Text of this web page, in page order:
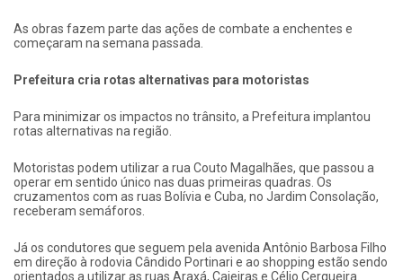
As obras fazem parte das ações de combate a enchentes e
começaram na semana passada.
Prefeitura cria rotas alternativas para motoristas
Para minimizar os impactos no trânsito, a Prefeitura implantou
rotas alternativas na região.
Motoristas podem utilizar a rua Couto Magalhães, que passou a
operar em sentido único nas duas primeiras quadras. Os
cruzamentos com as ruas Bolívia e Cuba, no Jardim Consolação,
receberam semáforos.
Já os condutores que seguem pela avenida Antônio Barbosa Filho
em direção à rodovia Cândido Portinari e ao shopping estão sendo
orientados a utilizar as ruas Araxá, Caieiras e Célio Cerqueira.